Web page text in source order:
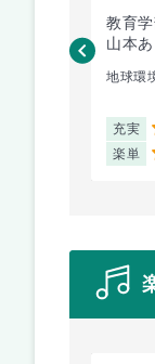
教育
山本
地球環
充実
楽単